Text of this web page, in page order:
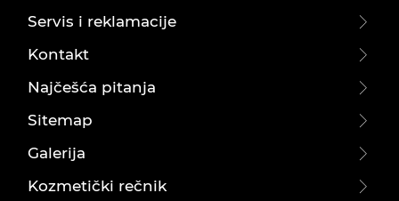
Servis i reklamacije
Kontakt
Najčešća pitanja
Sitemap
Galerija
Kozmetički rečnik